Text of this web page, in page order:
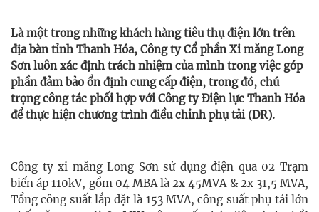
Là một trong những khách hàng tiêu thụ điện lớn trên
địa bàn tỉnh Thanh Hóa, Công ty Cổ phần Xi măng Long
Sơn luôn xác định trách nhiệm của mình trong việc góp
phần đảm bảo ổn định cung cấp điện, trong đó, chú
trọng công tác phối hợp với Công ty Điện lực Thanh Hóa
để thực hiện chương trình điều chỉnh phụ tải (DR).
Công ty xi măng Long Sơn sử dụng điện qua 02 Trạm
biến áp 110kV, gồm 04 MBA là 2x 45MVA & 2x 31,5 MVA,
Tổng công suất lắp đặt là 153 MVA, công suất phụ tải lớn